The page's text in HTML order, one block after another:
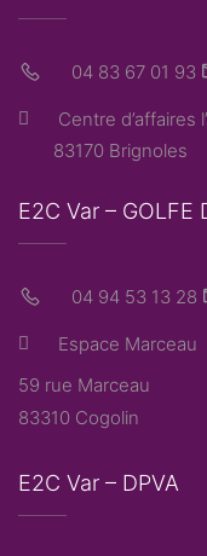
04 83 67 01 93
Centre d’affaires
83170 Brignoles
E2C Var – GOLFE
04 94 53 13 28
Espace Marceau
59 rue Marceau
83310 Cogolin
E2C Var – DPVA